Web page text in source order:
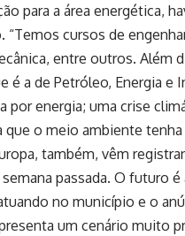
para a área energética,
“Temos cursos de
entre outros. Além
é a de Petróleo, Energia e
por energia; uma crise
o meio ambiente
também, vêm
passada. O futuro
no município e o
um cenário muito